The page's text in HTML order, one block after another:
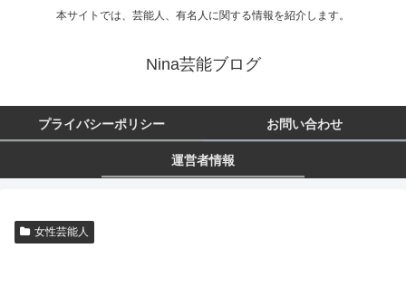
本サイトでは、芸能人、有名人に関する情報を紹介します。
Nina芸能ブログ
プライバシーポリシー お問い合わせ
運営者情報
女性芸能人